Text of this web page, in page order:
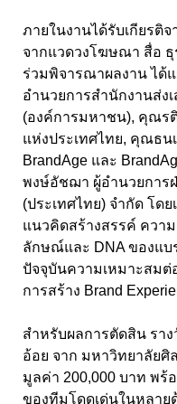
ภายในงานได้รับเกียร
จากแวดวงโฆษณา สื่อ
ร่วมพิจารณาผลงาน ได้
อำนวยการสำนักงานส่ง
(องค์การมหาชน), คุณ
แห่งประเทศไทย, คุณธ
BrandAge และ
พงษ์อัชฌา ผู้อำนวยการ
(ประเทศไทย) จำกัด โ
แนวคิดสร้างสรรค์ ควา
ลักษณ์และ DNA ของแ
ปัจจุบันความเหมาะสมต่
การสร้าง Brand
สำหรับผลการตัดสิน รา
อ้อย จาก มหาวิทยาลัยศิ
มูลค่า 200,000 บาท พร้
ของทีมโดดเด่นในหลาย